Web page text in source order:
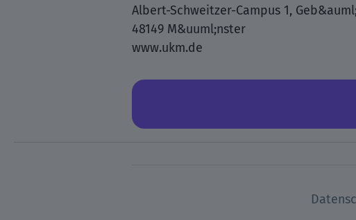
Albert-Schweitzer-Campus 1,
48149 M&uuml;nster
www.ukm.de